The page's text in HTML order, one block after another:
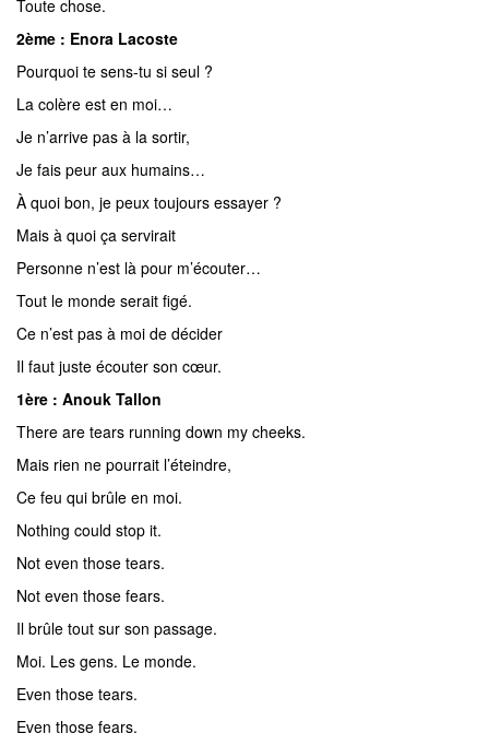
Toute chose.
2ème : Enora Lacoste
Pourquoi te sens-tu si seul ?
La colère est en moi…
Je n’arrive pas à la sortir,
Je fais peur aux humains…
À quoi bon, je peux toujours essayer ?
Mais à quoi ça servirait
Personne n’est là pour m’écouter…
Tout le monde serait figé.
Ce n’est pas à moi de décider
Il faut juste écouter son cœur.
1ère : Anouk Tallon
There are tears running down my cheeks.
Mais rien ne pourrait l’éteindre,
Ce feu qui brûle en moi.
Nothing could stop it.
Not even those tears.
Not even those fears.
Il brûle tout sur son passage.
Moi. Les gens. Le monde.
Even those tears.
Even those fears.